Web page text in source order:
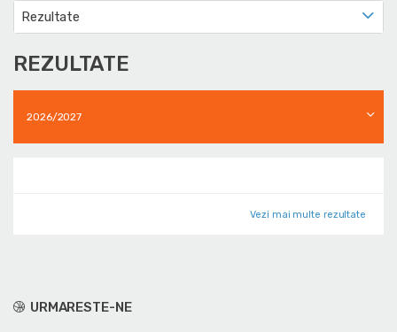
Rezultate
REZULTATE
2026/2027
Vezi mai multe rezultate
URMARESTE-NE